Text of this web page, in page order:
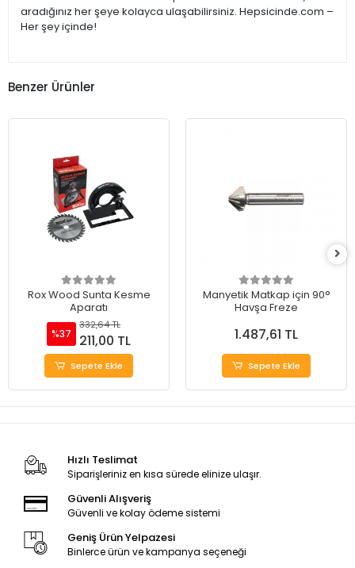
aradığınız her şeye kolayca ulaşabilirsiniz. Hepsicinde.com –
Her şey içinde!
Benzer Ürünler
Rox Wood Sunta Kesme
Aparatı
%37
332,64 TL
211,00 TL
Sepete Ekle
Manyetik Matkap için 90°
Havşa Freze
1.487,61 TL
Sepete Ekle
Hızlı Teslimat
Siparişleriniz en kısa sürede elinize ulaşır.
Güvenli Alışveriş
Güvenli ve kolay ödeme sistemi
Geniş Ürün Yelpazesi
Binlerce ürün ve kampanya seçeneği